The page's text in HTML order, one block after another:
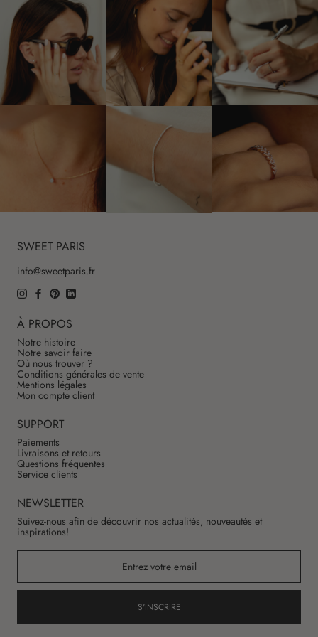
SWEET PARIS
info@sweetparis.fr
À PROPOS
Notre histoire
Notre savoir faire
Où nous trouver ?
Conditions générales de vente
Mentions légales
Mon compte client
SUPPORT
Paiements
Livraisons et retours
Questions fréquentes
Service clients
NEWSLETTER
Suivez-nous afin de découvrir nos actualités, nouveautés et
inspirations!
S'INSCRIRE